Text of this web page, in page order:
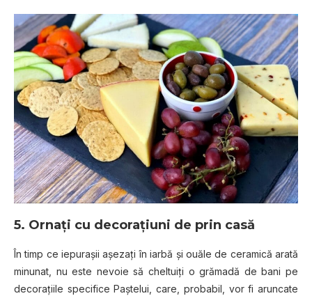
5. Ornaţi cu decoraţiuni de prin casă
În timp ce iepuraşii aşezaţi în iarbă şi ouăle de ceramică arată
minunat, nu este nevoie să cheltuiţi o grămadă de bani pe
decoraţiile specifice Paştelui, care, probabil, vor fi aruncate